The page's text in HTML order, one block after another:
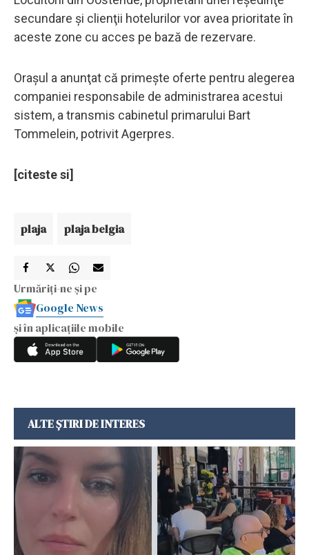
secundare şi clienţii hotelurilor vor avea prioritate în
aceste zone cu acces pe bază de rezervare.
Oraşul a anunţat că primeşte oferte pentru alegerea
companiei responsabile de administrarea acestui
sistem, a transmis cabinetul primarului Bart
Tommelein, potrivit Agerpres.
[citeste si]
plaja plaja belgia
Urmăriți-ne și pe
Google News
și în aplicațiile mobile
ALTE ȘTIRI DE INTERES